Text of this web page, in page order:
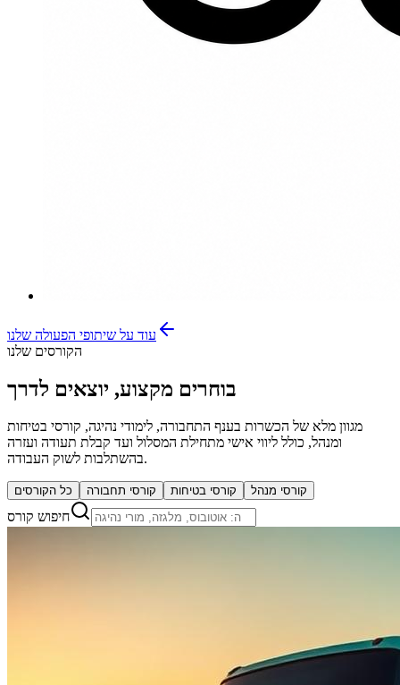
עוד על שיתופי הפעולה שלנו
הקורסים שלנו
בוחרים מקצוע, יוצאים לדרך
מגוון מלא של הכשרות בענף התחבורה, לימודי נהיגה, קורסי בטיחות
ומנהל, כולל ליווי אישי מתחילת המסלול ועד קבלת תעודה ועזרה
בהשתלבות לשוק העבודה.
כל הקורסים קורסי תחבורה קורסי בטיחות קורסי מנהל
חיפוש קורס